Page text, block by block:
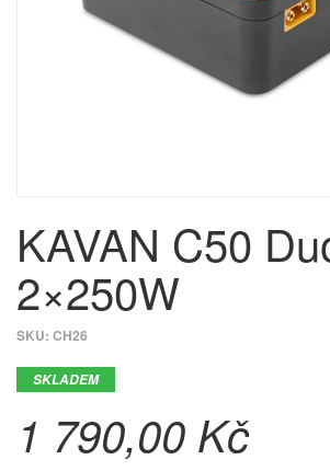
​KAVAN C50
2×250W
SKU: CH26
SKLADEM
1 790,00 Kč